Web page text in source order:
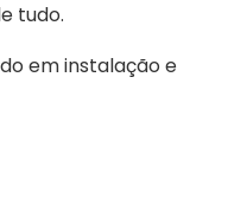
tudo.
em instalação e